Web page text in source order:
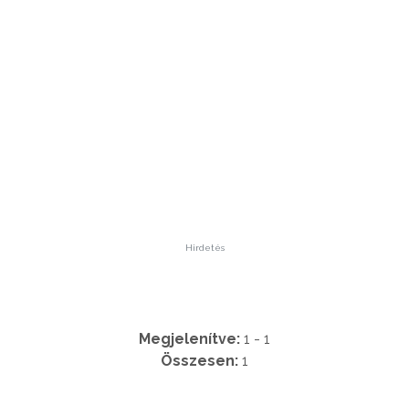
Hirdetés
Megjelenítve: 1 - 1
Összesen: 1